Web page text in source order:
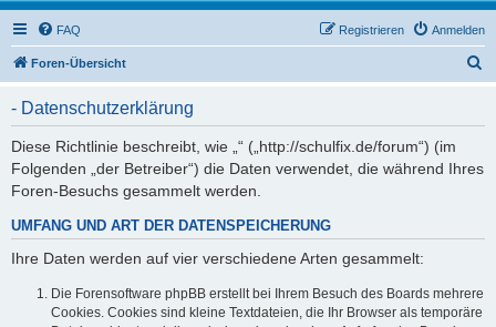
FAQ Anmelden
Registrieren
Foren-Übersicht
- Datenschutzerklärung
Diese Richtlinie beschreibt, wie „“ („http://schulfix.de/forum“) (im
Folgenden „der Betreiber“) die Daten verwendet, die während Ihres
Foren-Besuchs gesammelt werden.
UMFANG UND ART DER DATENSPEICHERUNG
Ihre Daten werden auf vier verschiedene Arten gesammelt:
Die Forensoftware phpBB erstellt bei Ihrem Besuch des Boards mehrere
Cookies. Cookies sind kleine Textdateien, die Ihr Browser als temporäre